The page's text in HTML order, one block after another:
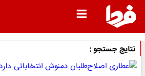
نتایج جستجو :